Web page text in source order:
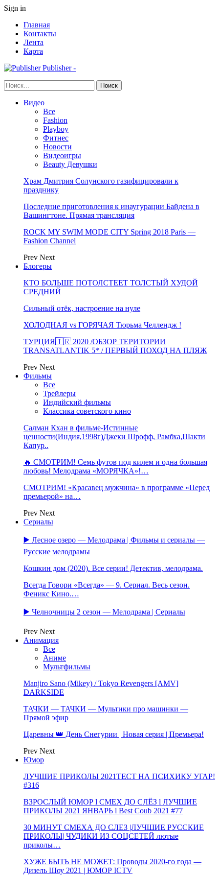
Sign in
Главная
Контакты
Лента
Карта
Publisher -
Видео
Все
Fashion
Playboy
Фитнес
Новости
Видеоигры
Beauty Девушки
Храм Дмитрия Солунского газифицировали к
празднику
Последние приготовления к инаугурации Байдена в
Вашингтоне. Прямая трансляция
ROCK MY SWIM MODE CITY Spring 2018 Paris —
Fashion Channel
Prev Next
Блогеры
КТО БОЛЬШЕ ПОТОЛСТЕЕТ ТОЛСТЫЙ ХУДОЙ
СРЕДНИЙ
Сильный отёк, настроение на нуле
ХОЛОДНАЯ vs ГОРЯЧАЯ Тюрьма Челлендж !
ТУРЦИЯ🇹🇷 2020 /ОБЗОР ТЕРИТОРИИ
TRANSATLANTIK 5* / ПЕРВЫЙ ПОХОД НА ПЛЯЖ
Prev Next
Фильмы
Все
Трейлеры
Индийский фильмы
Классика советского кино
Салман Кхан в фильме-Истинные
ценности(Индия,1998г)Джеки Шрофф, Рамбха,Шакти
Капур..
🔥 СМОТРИМ! Семь футов под килем и одна большая
любовь! Мелодрама «МОРЯЧКА»!…
СМОТРИМ! «Красавец мужчина» в программе «Перед
премьерой» на…
Prev Next
Сериалы
▶️ Лесное озеро — Мелодрама | Фильмы и сериалы —
Русские мелодрамы
Кошкин дом (2020). Все серии! Детектив, мелодрама.
Всегда Говори «Всегда» — 9. Сериал. Весь сезон.
Феникс Кино.…
▶️ Челночницы 2 сезон — Мелодрама | Сериалы
Prev Next
Анимация
Все
Аниме
Мультфильмы
Manjiro Sano (Mikey) / Tokyo Revengers [AMV]
DARKSIDE
ТАЧКИ — ТАЧКИ — Мультики про машинки —
Прямой эфир
Царевны 👑 День Снегурии | Новая серия | Премьера!
Prev Next
Юмор
ЛУЧШИЕ ПРИКОЛЫ 2021ТЕСТ НА ПСИХИКУ УГАР!
#316
ВЗРОСЛЫЙ ЮМОР l СМЕХ ДО СЛЁЗ l ЛУЧШИЕ
ПРИКОЛЫ 2021 ЯНВАРЬ l Best Coub 2021 #77
30 МИНУТ СМЕХА ДО СЛЕЗ |ЛУЧШИЕ РУССКИЕ
ПРИКОЛЫ| ЧУДИКИ ИЗ СОЦСЕТЕЙ лютые
приколы…
ХУЖЕ БЫТЬ НЕ МОЖЕТ: Проводы 2020-го года —
Дизель Шоу 2021 | ЮМОР ICTV